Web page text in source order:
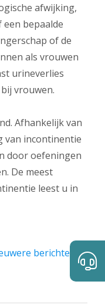
afwijking,
bepaalde
of de
als vrouwen
urineverlies
vrouwen.
Afhankelijk van
van incontinentie
door oefeningen
De meest
leest u in
berichten →